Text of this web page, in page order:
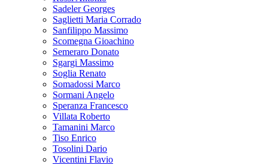
Sadeler Georges
Saglietti Maria Corrado
Sanfilippo Massimo
Scomegna Gioachino
Semeraro Donato
Sgargi Massimo
Soglia Renato
Somadossi Marco
Sormani Angelo
Speranza Francesco
Villata Roberto
Tamanini Marco
Tiso Enrico
Tosolini Dario
Vicentini Flavio